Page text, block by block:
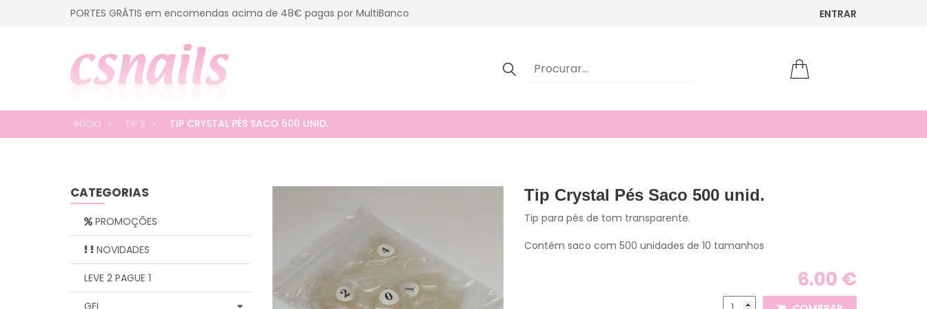
PORTES GRÁTIS em encomendas acima de 48€ pagas por MultiBanco ENTRAR
INÍCIO TIP'S TIP CRYSTAL PÉS SACO 500 UNID.
CATEGORIAS
PROMOÇÕES
NOVIDADES
LEVE 2 PAGUE 1
Tip Crystal Pés Saco 500 unid.
Tip para pés de tom transparente.
Contém saco com 500 unidades de 10 tamanhos
6.00 €